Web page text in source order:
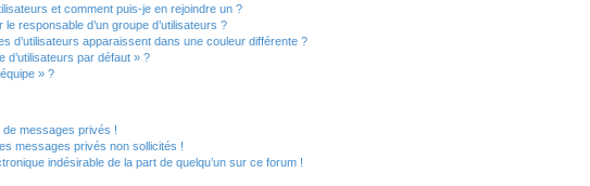
et comment puis-je en rejoindre un ?
responsable d’un groupe d’utilisateurs ?
d’utilisateurs apparaissent dans une couleur différente ?
d’utilisateurs par défaut » ?
» ?
messages privés !
messages privés non sollicités !
indésirable de la part de quelqu’un sur ce forum !